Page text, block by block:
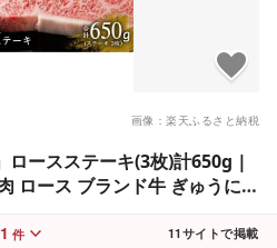
画像：楽天ふるさと納税
ロースステーキ(3枚)計650g |
ロース ブランド牛 ぎゅうにく
件 11サイトで掲載